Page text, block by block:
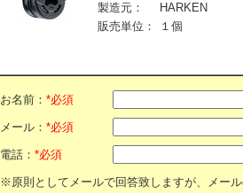
製造元：
HARKEN
販売単位：
１個
お名前： *必須
メール： *必須
電話： *必須
※原則としてメールで回答致しますが、メー